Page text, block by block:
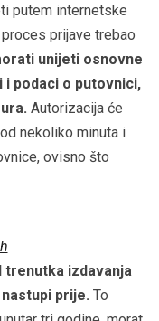
putem internetske
prijave trebao
unijeti osnovne
i podaci o putovnici,
Autorizacija će
nekoliko minuta i
ovisno što
trenutka izdavanja
prije. To